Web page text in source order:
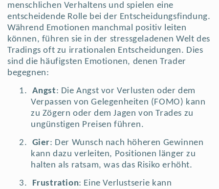
menschlichen Verhaltens und spielen eine
entscheidende Rolle bei der Entscheidungsfindung.
Während Emotionen manchmal positiv leiten
können, führen sie in der stressgeladenen Welt des
Tradings oft zu irrationalen Entscheidungen. Dies
sind die häufigsten Emotionen, denen Trader
begegnen:
1.
Angst: Die Angst vor Verlusten oder dem
Verpassen von Gelegenheiten (FOMO) kann
zu Zögern oder dem Jagen von Trades zu
ungünstigen Preisen führen.
2.
Gier: Der Wunsch nach höheren Gewinnen
kann dazu verleiten, Positionen länger zu
halten als ratsam, was das Risiko erhöht.
3.
Frustration: Eine Verlustserie kann